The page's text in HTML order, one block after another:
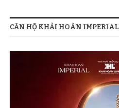
CĂN HỘ KHẢI HOÀN IMPERIAL